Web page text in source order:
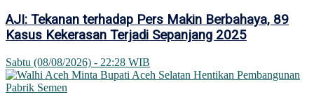
AJI: Tekanan terhadap Pers Makin Berbahaya, 89
Kasus Kekerasan Terjadi Sepanjang 2025
Sabtu (08/08/2026) - 22:28 WIB